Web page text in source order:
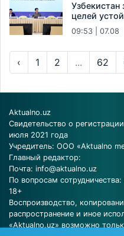
Узбекистан
целей
09:53 | 07.08
‹ 1 2 ... 62
Aktualno.uz
Свидетельство о
июля 2021 года
Учредитель: ООО «Aktualno
Главный редактор:
Почта: info@aktualno.uz
По вопросам сотрудничества:
18+
Воспроизводство,
распространение и иное
«Aktualno.uz» возможно